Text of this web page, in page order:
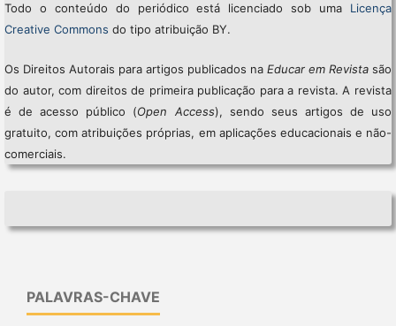
Todo o conteúdo do periódico está licenciado sob uma Licença
Creative Commons do tipo atribuição BY.
Os Direitos Autorais para artigos publicados naEducar em Revista são
do autor, com direitos de primeira publicação para a revista. A revista
é de acesso público (Open Access), sendo seus artigos de uso
gratuito, com atribuições próprias, em aplicações educacionais e não-
comerciais.
PALAVRAS-CHAVE